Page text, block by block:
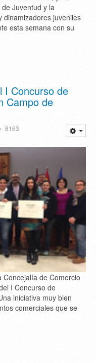
Juventud y la
dinamizadores juveniles
esta semana con su
I Concurso de
Campo de
8163
Concejalía de Comercio
I Concurso de
iniciativa muy bien
comerciales que se